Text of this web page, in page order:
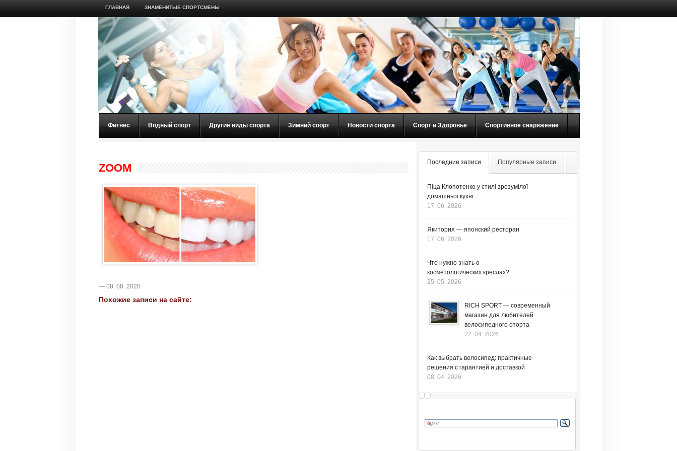
ГЛАВНАЯ ЗНАМЕНИТЫЕ СПОРТСМЕНЫ
Фитнес Водный спорт Другие виды спорта Зимний спорт Новости спорта Спорт и Здоровье Спортивное снаряжение
ZOOM
— 08. 08. 2020
Похожие записи на сайте:
Последние записи Популярные записи
Піца Клопотенко у стилі зрозумілої
домашньої кухні
17. 06. 2026
Якитория — японский ресторан
17. 06. 2026
Что нужно знать о
косметологических креслах?
25. 05. 2026
RICH SPORT — современный
магазин для любителей
велосипедного спорта
22. 04. 2026
Как выбрать велосипед: практичные
решения с гарантией и доставкой
08. 04. 2026